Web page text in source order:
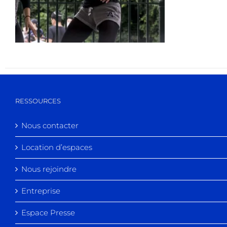
RESSOURCES
Nous contacter
Location d’espaces
Nous rejoindre
Entreprise
Espace Presse